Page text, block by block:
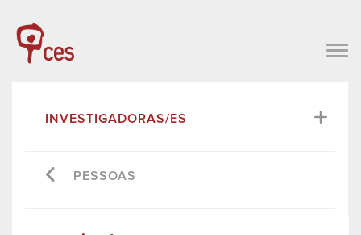
INVESTIGADORAS/ES
PESSOAS